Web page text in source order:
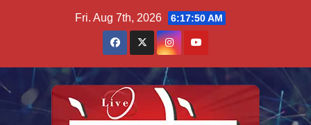
Fri. Aug 7th, 2026 6:17:50 AM